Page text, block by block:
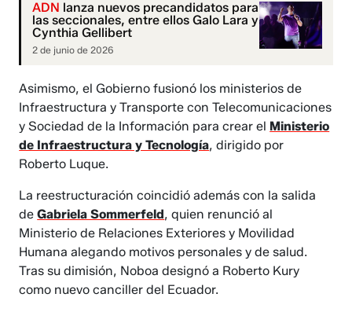
ADN lanza nuevos precandidatos para
las seccionales, entre ellos Galo Lara y
Cynthia Gellibert
2 de junio de 2026
Asimismo, el Gobierno fusionó los ministerios de
Infraestructura y Transporte con Telecomunicaciones
y Sociedad de la Información para crear el Ministerio
de Infraestructura y Tecnología, dirigido por
Roberto Luque.
La reestructuración coincidió además con la salida
deGabriela Sommerfeld, quien renunció al
Ministerio de Relaciones Exteriores y Movilidad
Humana alegando motivos personales y de salud.
Tras su dimisión, Noboa designó a Roberto Kury
como nuevo canciller del Ecuador.